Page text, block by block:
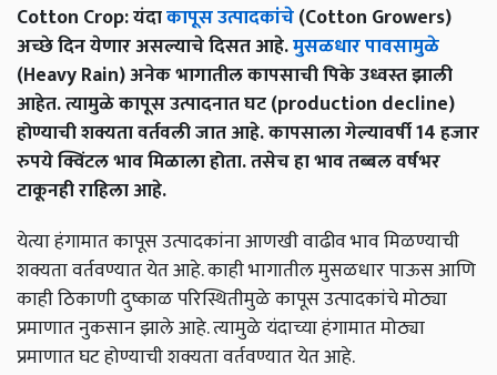
Cotton Crop: यंदाकापूस उत्पादकांचे(Cotton Growers)
अच्छे दिन येणार असल्याचे दिसत आहे.मुसळधार पावसामुळे
(Heavy Rain) अनेक भागातील कापसाची पिके उध्वस्त झाली
आहेत. त्यामुळे कापूस उत्पादनात घट (production decline)
होण्याची शक्यता वर्तवली जात आहे. कापसाला गेल्यावर्षी 14 हजार
रुपये क्विंटल भाव मिळाला होता. तसेच हा भाव तब्बल वर्षभर
टाकूनही राहिला आहे.
येत्या हंगामात कापूस उत्पादकांना आणखी वाढीव भाव मिळण्याची
शक्यता वर्तवण्यात येत आहे. काही भागातील मुसळधार पाऊस आणि
काही ठिकाणी दुष्काळ परिस्थितीमुळे कापूस उत्पादकांचे मोठ्या
प्रमाणात नुकसान झाले आहे. त्यामुळे यंदाच्या हंगामात मोठ्या
प्रमाणात घट होण्याची शक्यता वर्तवण्यात येत आहे.